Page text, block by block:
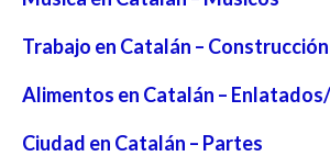
Trabajo en Catalán – Construcción
Alimentos en Catalán –
Ciudad en Catalán – Partes